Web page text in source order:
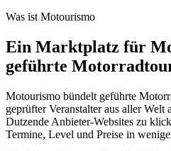
Was ist Motourismo
Ein Marktplatz für
geführte
Motourismo bündelt geführte
geprüfter Veranstalter aus aller Welt
Dutzende Anbieter-Websites zu
Termine, Level und Preise in